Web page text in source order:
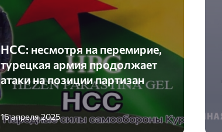
НСС: несмотря на перемирие,
турецкая армия продолжает
атаки на позиции партизан
16 апреля 2025